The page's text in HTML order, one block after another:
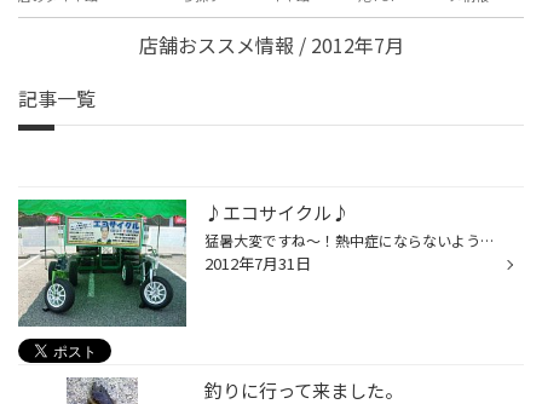
店舗おススメ情報 / 2012年7月
記事一覧
♪エコサイクル♪
猛暑大変ですね～！熱中症にならないように気をつけましょう。 ところで、今当店に面白いものがあります。 なんと車のタイヤが付いた三輪車!! これでブリヂストンのタイヤの性能を体感出来るんです。 ◆音が静かで乗り心地がいい・・・レグノ ◆直進安定性があり運転しやすい・・・プレイズ ◆直進安定...
2012年7月31日
釣りに行って来ました。